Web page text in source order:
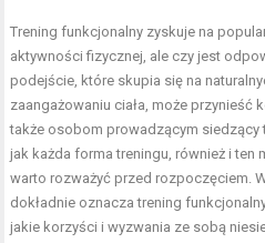
Trening funkcjonalny zyskuje na
aktywności fizycznej, ale czy jest
podejście, które skupia się na
zaangażowaniu ciała, może
także osobom prowadzącym siedzący
jak każda forma treningu, również i ten
warto rozważyć przed rozpoczęciem.
dokładnie oznacza trening
jakie korzyści i wyzwania ze sobą